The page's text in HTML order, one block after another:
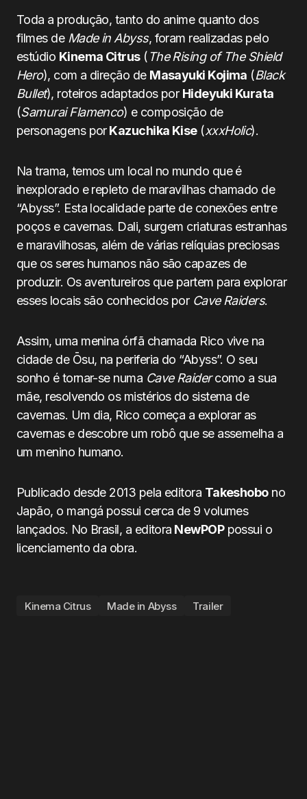
Toda a produção, tanto do anime quanto dos
filmes deMade in Abyss, foram realizadas pelo
estúdio Kinema Citrus( The Rising of The Shield
Hero), com a direção de Masayuki Kojima (Black
Bullet), roteiros adaptados por Hideyuki Kurata
(Samurai Flamenco) e composição de
personagens porKazuchika Kise(xxxHolic).
Na trama, temos um local no mundo que é
inexplorado e repleto de maravilhas chamado de
“Abyss”. Esta localidade parte de conexões entre
poços e cavernas. Dali, surgem criaturas estranhas
e maravilhosas, além de várias relíquias preciosas
que os seres humanos não são capazes de
produzir. Os aventureiros que partem para explorar
esses locais são conhecidos por Cave Raiders.
Assim, uma menina órfã chamada Rico vive na
cidade de Ōsu, na periferia do “Abyss”. O seu
sonho é tornar-se numa Cave Raidercomo a sua
mãe, resolvendo os mistérios do sistema de
cavernas. Um dia, Rico começa a explorar as
cavernas e descobre um robô que se assemelha a
um menino humano.
Publicado desde 2013 pela editora Takeshobono
Japão, o mangá possui cerca de 9 volumes
lançados. No Brasil, a editora NewPOPpossui o
licenciamento da obra.
Kinema Citrus Made in Abyss Trailer